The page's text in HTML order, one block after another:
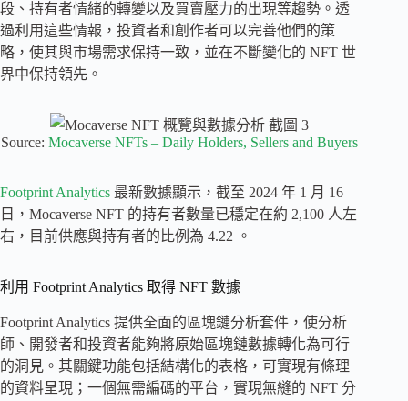
段、持有者情緒的轉變以及買賣壓力的出現等趨勢。透
過利用這些情報，投資者和創作者可以完善他們的策
略，使其與市場需求保持一致，並在不斷變化的 NFT 世
界中保持領先。
Source:Mocaverse NFTs – Daily Holders, Sellers and Buyers
Footprint Analytics 最新數據顯示，截至 2024 年 1 月 16
日，Mocaverse NFT 的持有者數量已穩定在約 2,100 人左
右，目前供應與持有者的比例為 4.22 。
利用 Footprint Analytics 取得 NFT 數據
Footprint Analytics 提供全面的區塊鏈分析套件，使分析
師、開發者和投資者能夠將原始區塊鏈數據轉化為可行
的洞見。其關鍵功能包括結構化的表格，可實現有條理
的資料呈現；一個無需編碼的平台，實現無縫的 NFT 分